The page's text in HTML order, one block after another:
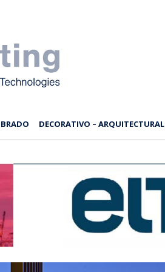
DECORATIVO – ARQUITECTURAL